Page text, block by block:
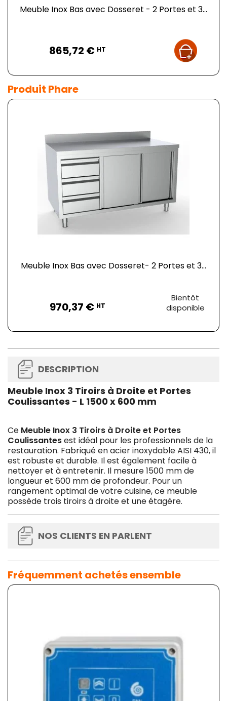
Meuble Inox Bas avec Dosseret - 2 Portes et 3...
865,72 € HT
Produit Phare
Meuble Inox Bas avec Dosseret- 2 Portes et 3...
970,37 € HT
Bientôt
disponible
DESCRIPTION
Meuble Inox 3 Tiroirs à Droite et Portes
Coulissantes - L 1500 x 600 mm
Ce Meuble Inox 3 Tiroirs à Droite et Portes
Coulissantesest idéal pour les professionnels de la
restauration. Fabriqué en acier inoxydable AISI 430, il
est robuste et durable. Il est également facile à
nettoyer et à entretenir. Il mesure 1500 mm de
longueur et 600 mm de profondeur. Pour un
rangement optimal de votre cuisine, ce meuble
possède trois tiroirs à droite et une étagère.
NOS CLIENTS EN PARLENT
Fréquemment achetés ensemble